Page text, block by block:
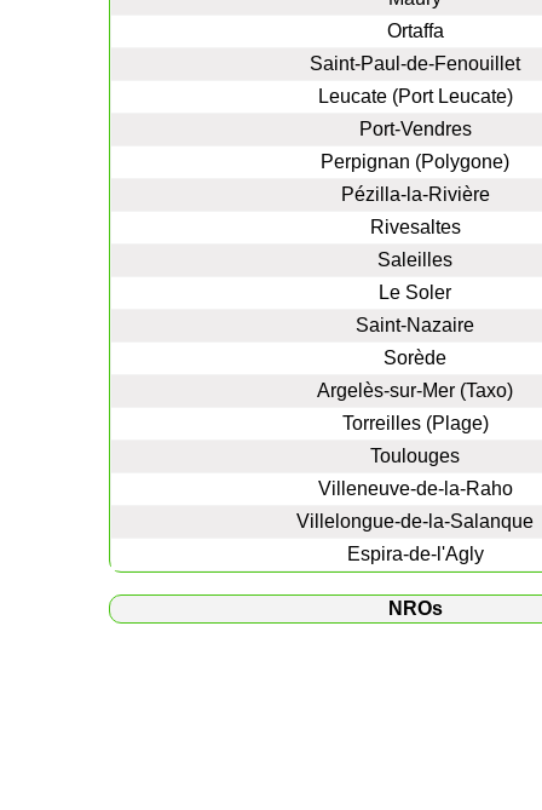
Ortaffa
Saint-Paul-de-Fenouillet
Leucate (Port Leucate)
Port-Vendres
Perpignan (Polygone)
Pézilla-la-Rivière
Rivesaltes
Saleilles
Le Soler
Saint-Nazaire
Sorède
Argelès-sur-Mer (Taxo)
Torreilles (Plage)
Toulouges
Villeneuve-de-la-Raho
Villelongue-de-la-Salanque
Espira-de-l'Agly
NROs